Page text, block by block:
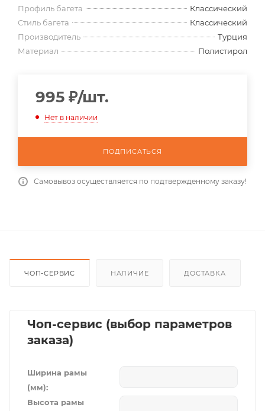
Профиль багета
Классический
Стиль багета
Классический
Производитель
Турция
Материал
Полистирол
995 ₽/шт.
Нет в наличии
ПОДПИСАТЬСЯ
Самовывоз осуществляется по подтвержденному заказу!
ЧОП-СЕРВИС НАЛИЧИЕ ДОСТАВКА
Чоп-сервис (выбор параметров
заказа)
Ширина рамы
(мм):
Высота рамы